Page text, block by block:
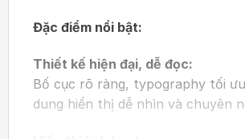
Đặc điểm nổi bật:
Thiết kế hiện đại, dễ đọc:
Bố cục rõ ràng, typography tối
dung hiển thị dễ nhìn và chuyên